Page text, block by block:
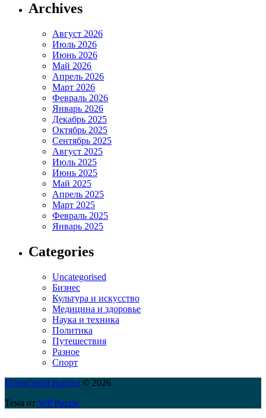
Archives
Август 2026
Июль 2026
Июнь 2026
Май 2026
Апрель 2026
Март 2026
Февраль 2026
Январь 2026
Декабрь 2025
Октябрь 2025
Сентябрь 2025
Август 2025
Июль 2025
Июнь 2025
Май 2025
Апрель 2025
Март 2025
Февраль 2025
Январь 2025
Categories
Uncategorised
Бизнес
Культура и искусство
Медицина и здоровье
Наука и техника
Политика
Путешествия
Разное
Спорт
Новостной портал © 2026
Тема от WP Puzzle